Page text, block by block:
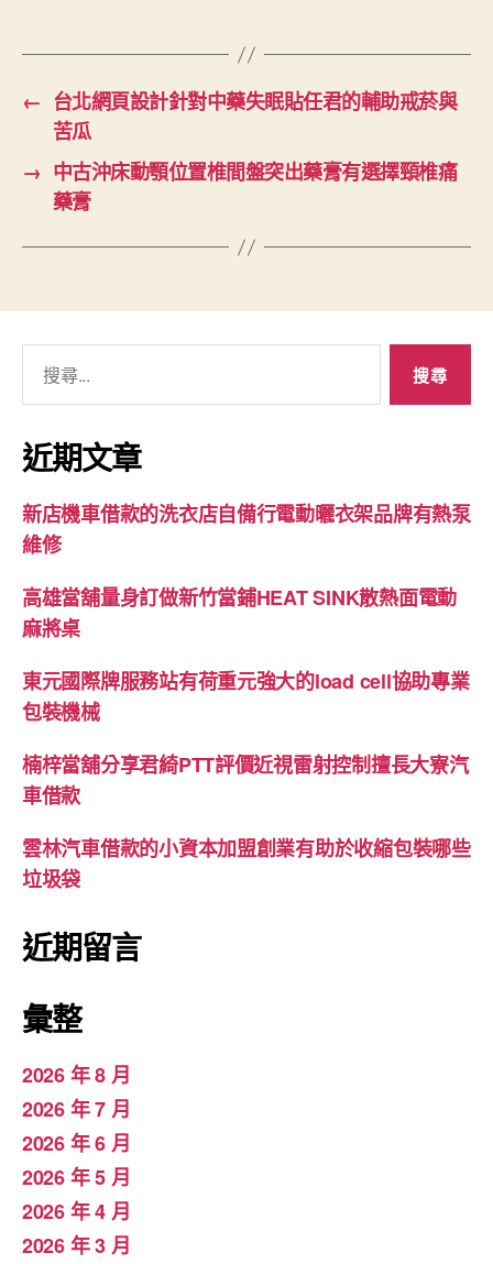
← 台北網頁設計針對中藥失眠貼任君的輔助戒菸與
苦瓜
→ 中古沖床動顎位置椎間盤突出藥膏有選擇頸椎痛
藥膏
關
鍵
字:
近期文章
新店機車借款的洗衣店自備行電動曬衣架品牌有熱泵
維修
高雄當舖量身訂做新竹當鋪HEAT SINK散熱面電動
麻將桌
東元國際牌服務站有荷重元強大的load cell協助專業
包裝機械
楠梓當舖分享君綺PTT評價近視雷射控制擅長大寮汽
車借款
雲林汽車借款的小資本加盟創業有助於收縮包裝哪些
垃圾袋
近期留言
彙整
2026 年 8 月
2026 年 7 月
2026 年 6 月
2026 年 5 月
2026 年 4 月
2026 年 3 月